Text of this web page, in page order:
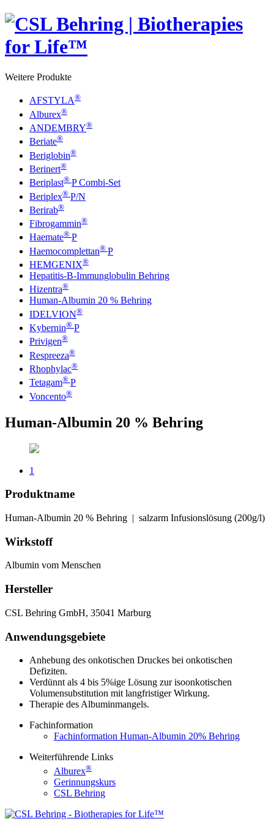
Weitere Produkte
AFSTYLA®
Alburex®
ANDEMBRY®
Beriate®
Beriglobin®
Berinert®
Beriplast® P Combi-Set
Beriplex® P/N
Berirab®
Fibrogammin®
Haemate® P
Haemocomplettan® P
HEMGENIX®
Hepatitis-B-Immunglobulin Behring
Hizentra®
Human-Albumin 20 % Behring
IDELVION®
Kybernin® P
Privigen®
Respreeza®
Rhophylac®
Tetagam® P
Voncento®
Human-Albumin 20 % Behring
1
Produktname
Human-Albumin 20 % Behring | salzarm Infusionslösung (200g/l)
Wirkstoff
Albumin vom Menschen
Hersteller
CSL Behring GmbH, 35041 Marburg
Anwendungsgebiete
Anhebung des onkotischen Druckes bei onkotischen
Defiziten.
Verdünnt als 4 bis 5%ige Lösung zur isoonkotischen
Volumensubstitution mit langfristiger Wirkung.
Therapie des Albuminmangels.
Fachinformation
Fachinformation Human-Albumin 20% Behring
Weiterführende Links
Alburex®
Gerinnungskurs
CSL Behring